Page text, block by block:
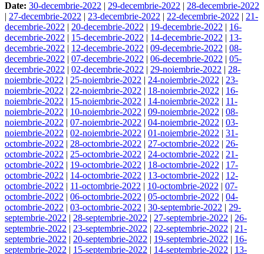
Date: 30-decembrie-2022 | 29-decembrie-2022 | 28-decembrie-2022
| 27-decembrie-2022 | 23-decembrie-2022 | 22-decembrie-2022 | 21-
decembrie-2022 | 20-decembrie-2022 | 19-decembrie-2022 | 16-
decembrie-2022 | 15-decembrie-2022 | 14-decembrie-2022 | 13-
decembrie-2022 | 12-decembrie-2022 | 09-decembrie-2022 | 08-
decembrie-2022 | 07-decembrie-2022 | 06-decembrie-2022 | 05-
decembrie-2022 | 02-decembrie-2022 | 29-noiembrie-2022 | 28-
noiembrie-2022 | 25-noiembrie-2022 | 24-noiembrie-2022 | 23-
noiembrie-2022 | 22-noiembrie-2022 | 18-noiembrie-2022 | 16-
noiembrie-2022 | 15-noiembrie-2022 | 14-noiembrie-2022 | 11-
noiembrie-2022 | 10-noiembrie-2022 | 09-noiembrie-2022 | 08-
noiembrie-2022 | 07-noiembrie-2022 | 04-noiembrie-2022 | 03-
noiembrie-2022 | 02-noiembrie-2022 | 01-noiembrie-2022 | 31-
octombrie-2022 | 28-octombrie-2022 | 27-octombrie-2022 | 26-
octombrie-2022 | 25-octombrie-2022 | 24-octombrie-2022 | 21-
octombrie-2022 | 19-octombrie-2022 | 18-octombrie-2022 | 17-
octombrie-2022 | 14-octombrie-2022 | 13-octombrie-2022 | 12-
octombrie-2022 | 11-octombrie-2022 | 10-octombrie-2022 | 07-
octombrie-2022 | 06-octombrie-2022 | 05-octombrie-2022 | 04-
octombrie-2022 | 03-octombrie-2022 | 30-septembrie-2022 | 29-
septembrie-2022 | 28-septembrie-2022 | 27-septembrie-2022 | 26-
septembrie-2022 | 23-septembrie-2022 | 22-septembrie-2022 | 21-
septembrie-2022 | 20-septembrie-2022 | 19-septembrie-2022 | 16-
septembrie-2022 | 15-septembrie-2022 | 14-septembrie-2022 | 13-